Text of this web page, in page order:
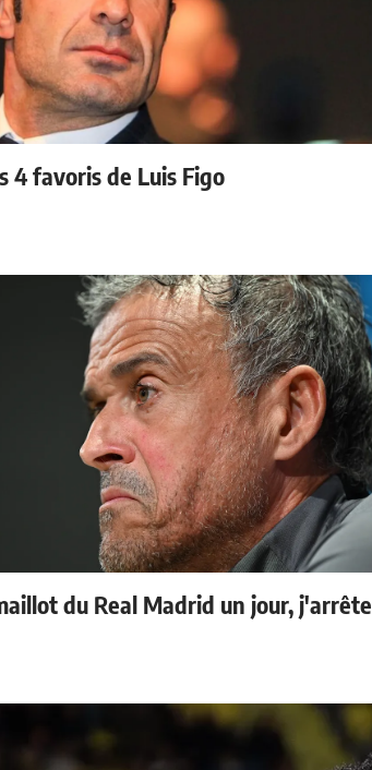
4 favoris de Luis Figo
du Real Madrid un jour, j'arrête